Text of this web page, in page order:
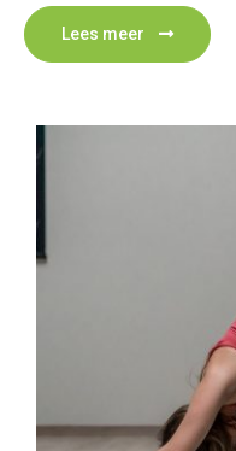
Lees meer